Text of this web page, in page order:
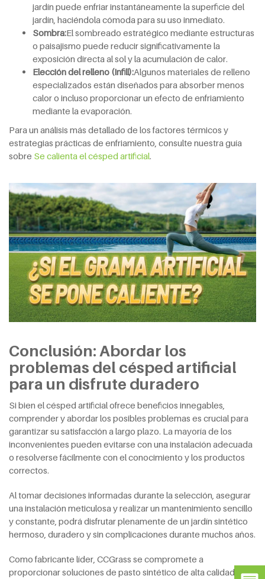
jardín puede enfriar instantáneamente la superficie del
jardín, haciéndola cómoda para su uso inmediato.
Sombra:El sombreado estratégico mediante estructuras
o paisajismo puede reducir significativamente la
exposición directa al sol y la acumulación de calor.
Elección del relleno (Infill):Algunos materiales de relleno
especializados están diseñados para absorber menos
calor o incluso proporcionar un efecto de enfriamiento
mediante la evaporación.
Para un análisis más detallado de los factores térmicos y
estrategias prácticas de enfriamiento, consulte nuestra guía
sobre Se calienta el césped artificial.
Conclusión: Abordar los
problemas del césped artificial
para un disfrute duradero
Si bien el césped artificial ofrece beneficios innegables,
comprender y abordar los posibles problemas es crucial para
garantizar su satisfacción a largo plazo. La mayoría de los
inconvenientes pueden evitarse con una instalación adecuada
o resolverse fácilmente con el conocimiento y los productos
correctos.
Al tomar decisiones informadas durante la selección, asegurar
una instalación meticulosa y realizar un mantenimiento sencillo
y constante, podrá disfrutar plenamente de un jardín sintético
hermoso, duradero y sin complicaciones durante muchos años.
Como fabricante líder, CCGrass se compromete a
proporcionar soluciones de pasto sintético de alta calidad y